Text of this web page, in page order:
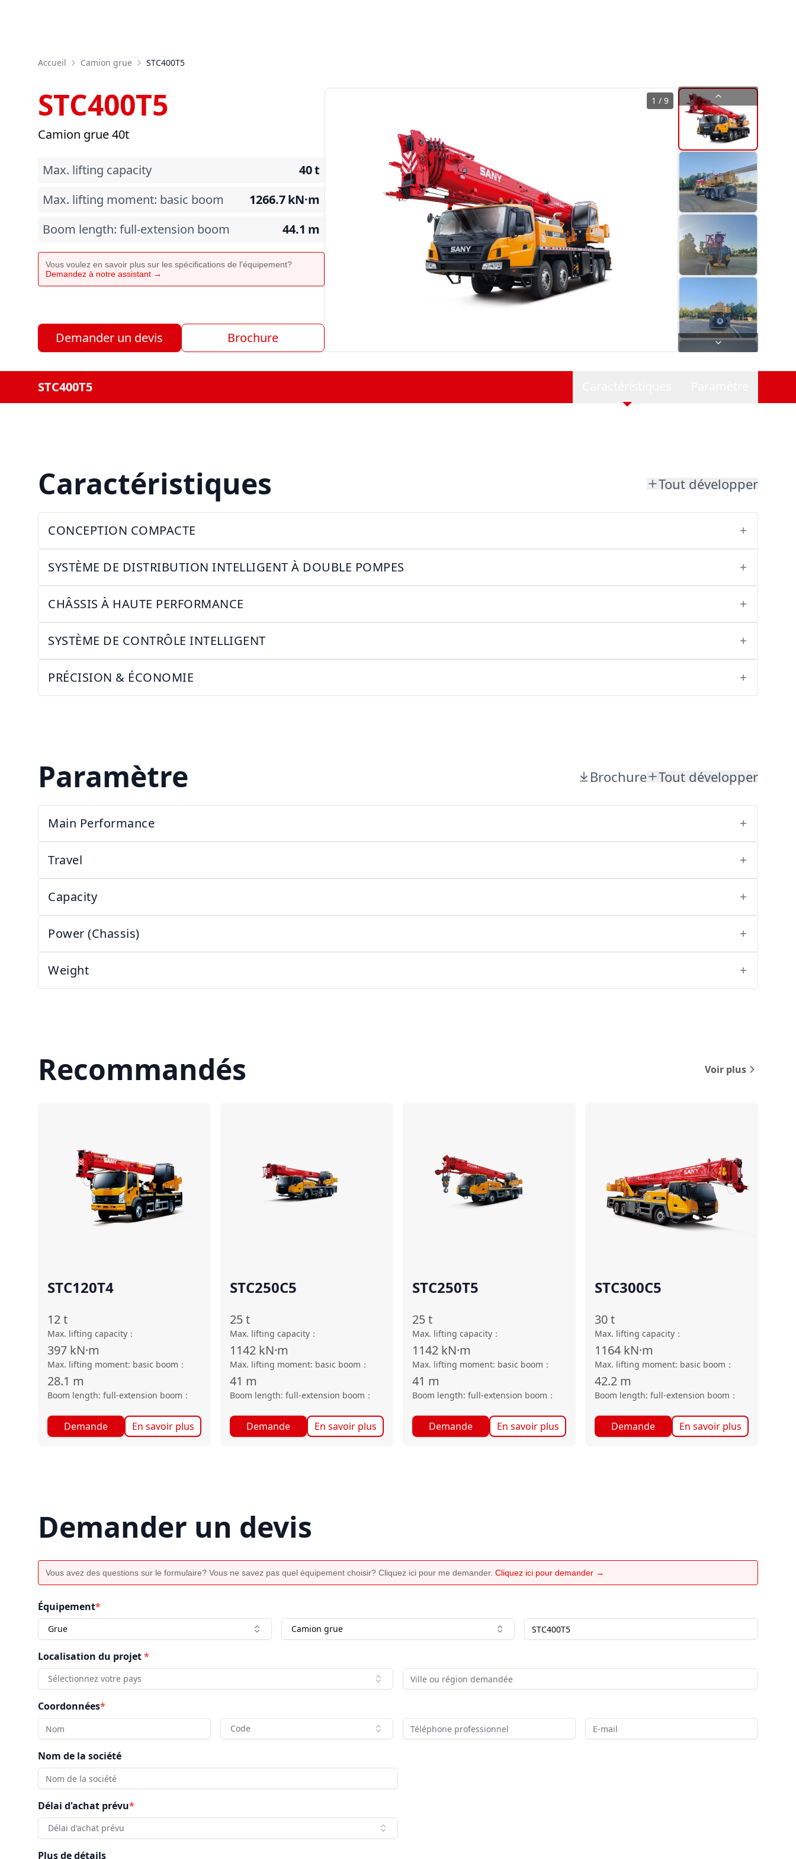
Accueil Camion grue STC400T5
STC400T5
Camion grue 40t
Max. lifting capacity 40t
Max. lifting moment: basic boom
1266.7kN·m
Boom length: full-extension boom
44.1 m
Vous voulez en savoir plus sur les spécifications de l'équipement?
Demandez à notre assistant →
Demander un devis Brochure
1 / 9
STC400T5
Caractéristiques Tout développer
CONCEPTION COMPACTE
SYSTÈME DE DISTRIBUTION INTELLIGENT À DOUBLE POMPES
CHÂSSIS À HAUTE PERFORMANCE
SYSTÈME DE CONTRÔLE INTELLIGENT
PRÉCISION & ÉCONOMIE
Paramètre Brochure Tout développer
Main Performance
Travel
Capacity
Power (Chassis)
Weight
Recommandés Voir plus
STC120T4
12t
Max. lifting capacity ：
397 kN·m
Max. lifting moment: basic boom ：
28.1 m
Boom length: full-extension boom ：
Demande En savoir plus
STC250C5
25t
Max. lifting capacity ：
1142 kN·m
Max. lifting moment: basic boom ：
41 m
Boom length: full-extension boom ：
Demande En savoir plus
STC250T5
25t
Max. lifting capacity ：
1142 kN·m
Max. lifting moment: basic boom ：
41 m
Boom length: full-extension boom ：
Demande En savoir plus
STC300C5
30t
Max. lifting capacity ：
1164 kN·m
Max. lifting moment: basic boom ：
42.2 m
Boom length: full-extension boom ：
Demande En savoir plus
Demander un devis
Vous avez des questions sur le formulaire? Vous ne savez pas quel équipement choisir? Cliquez ici pour me demander. Cliquez ici pour demander →
Équipement*
Grue Camion grue
Localisation du projet*
Sélectionnez votre pays
Coordonnées*
Code
Nom de la société
Délai d'achat prévu*
Délai d'achat prévu
Plus de détails